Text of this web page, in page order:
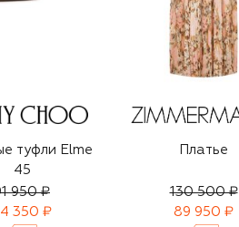
туфли Elme
45
950 ₽
350 ₽
Платье
130 500 ₽
89 950 ₽